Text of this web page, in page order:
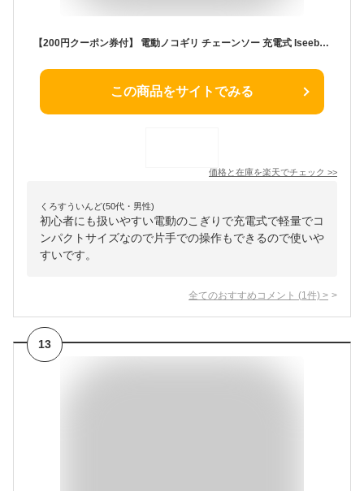
【200円クーポン券付】 電動ノコギリ チェーンソー 充電式 Iseebiz 6インチ 小型 電動チェーンソー pse認証 家庭用 女性 強力 片手 軽量 木工切断 21V 強力 軽量 電気こぎり 木工切断 薪作り 園芸用 枝切り 庭木の剪定 竹の伐採 庭掃除適用 専用収納ケース
この商品をサイトでみる
価格と在庫を楽天でチェック >>
くろすういんど(50代・男性)
初心者にも扱いやすい電動のこぎりで充電式で軽量でコ
ンパクトサイズなので片手での操作もできるので使いや
すいです。
全てのおすすめコメント (1 件) >
13